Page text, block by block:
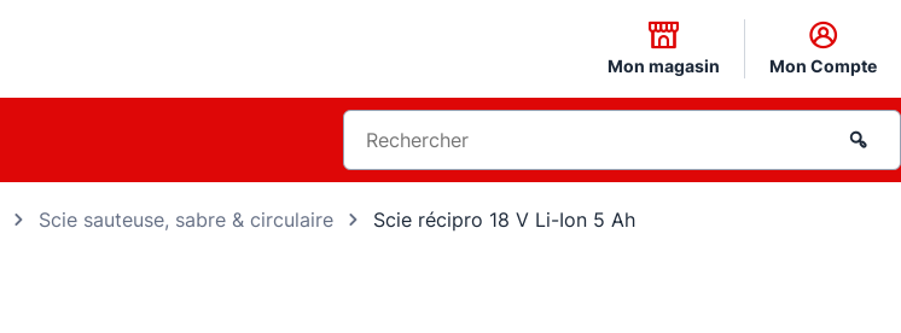
Mon magasin Mon Compte
Scie sauteuse, sabre & circulaire Scie récipro 18 V Li-Ion 5 Ah